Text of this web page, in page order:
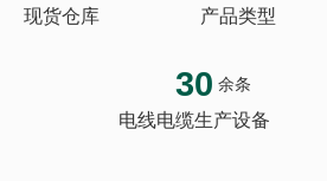
现货仓库 产品类型
30 余条
电线电缆生产设备